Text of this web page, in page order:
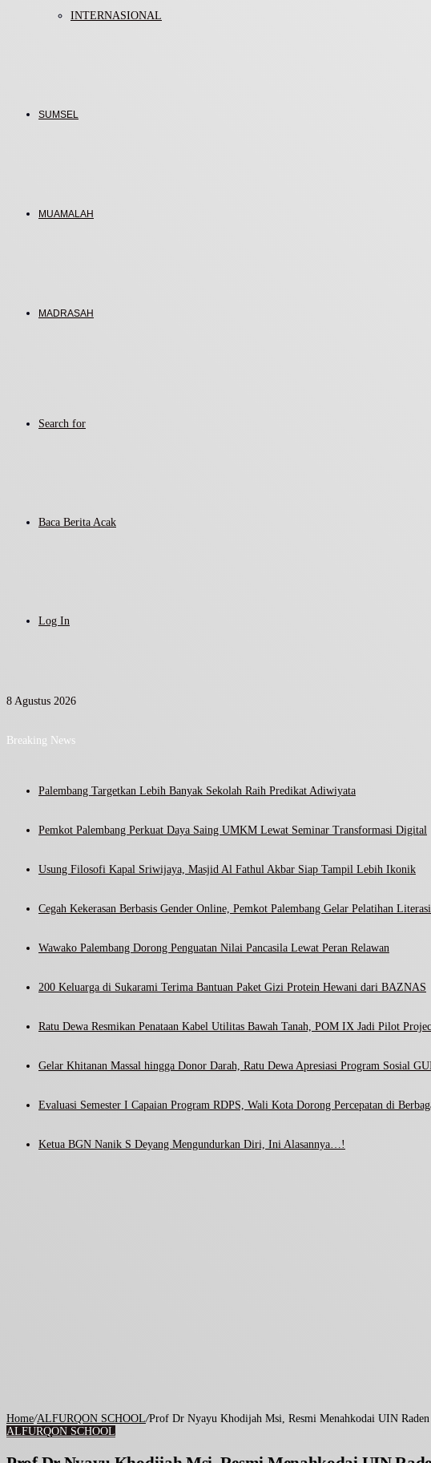
INTERNASIONAL
SUMSEL
MUAMALAH
MADRASAH
Search for
Baca Berita Acak
Log In
8 Agustus 2026
Breaking News
Palembang Targetkan Lebih Banyak Sekolah Raih Predikat Adiwiyata
Pemkot Palembang Perkuat Daya Saing UMKM Lewat Seminar Transformasi Digital
Usung Filosofi Kapal Sriwijaya, Masjid Al Fathul Akbar Siap Tampil Lebih Ikonik
Cegah Kekerasan Berbasis Gender Online, Pemkot Palembang Gelar Pelatihan
Wawako Palembang Dorong Penguatan Nilai Pancasila Lewat Peran Relawan
200 Keluarga di Sukarami Terima Bantuan Paket Gizi Protein Hewani dari BAZNAS
Ratu Dewa Resmikan Penataan Kabel Utilitas Bawah Tanah, POM IX Jadi Pilot
Gelar Khitanan Massal hingga Donor Darah, Ratu Dewa Apresiasi Program Sosial
Evaluasi Semester I Capaian Program RDPS, Wali Kota Dorong Percepatan di
Ketua BGN Nanik S Deyang Mengundurkan Diri, Ini Alasannya…!
Home/ALFURQON SCHOOL/Prof Dr Nyayu Khodijah Msi, Resmi Menahkodai UIN
ALFURQON SCHOOL